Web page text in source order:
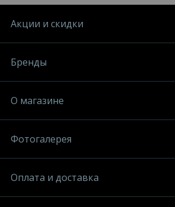
Акции и скидки
Бренды
О магазине
Фотогалерея
Оплата и доставка